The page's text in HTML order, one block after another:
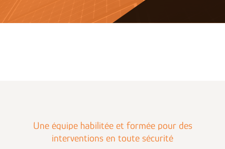
Une équipe habilitée et formée pour des
interventions en toute sécurité